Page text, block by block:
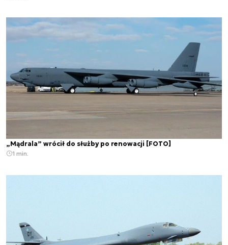
„Mądrala” wrócił do służby po renowacji [FOTO]
1 min.